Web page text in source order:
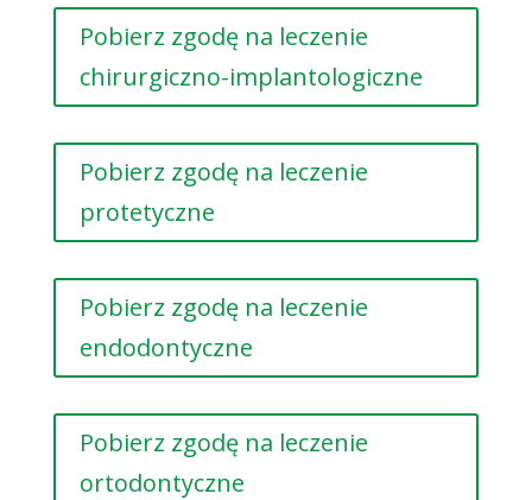
Pobierz zgodę na leczenie
chirurgiczno-implantologiczne
Pobierz zgodę na leczenie
protetyczne
Pobierz zgodę na leczenie
endodontyczne
Pobierz zgodę na leczenie
ortodontyczne